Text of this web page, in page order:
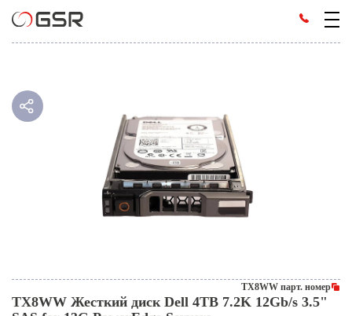
TX8WW парт. номер
TX8WW Жесткий диск Dell 4TB 7.2K 12Gb/s 3.5"